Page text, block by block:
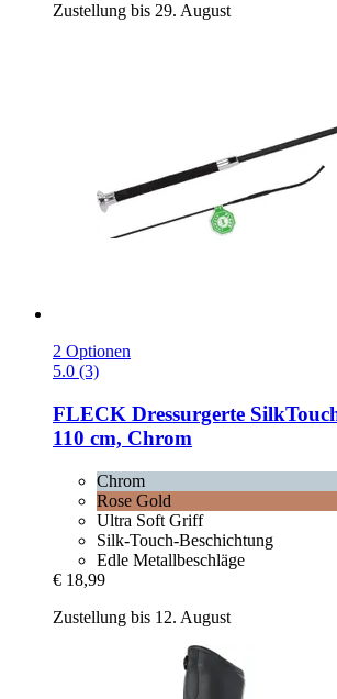
Zustellung bis 29. August
2 Optionen
5.0 (3)
FLECK Dressurgerte
110 cm, Chrom
Chrom
Rose Gold
Ultra Soft Griff
Silk-Touch-Beschichtung
Edle Metallbeschläge
€ 18,99
Zustellung bis 12. August